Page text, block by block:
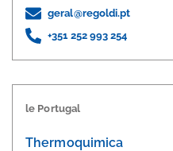
geral@regoldi.pt
+351 252 993 254
le Portugal
Thermoquimica